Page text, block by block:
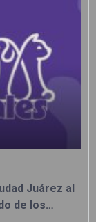
Juárez al
de los